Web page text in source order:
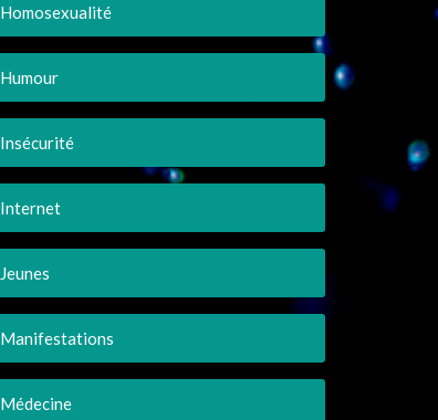
Homosexualité
Humour
Insécurité
Internet
Jeunes
Manifestations
Médecine